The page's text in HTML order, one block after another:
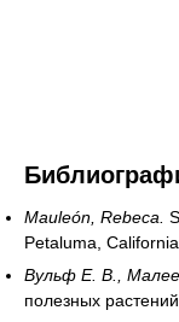
Mauleón, Rebeca.
Petaluma,
Вульф Е. В.,
полезных